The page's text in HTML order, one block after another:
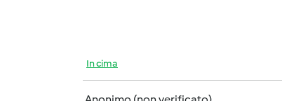
In cima